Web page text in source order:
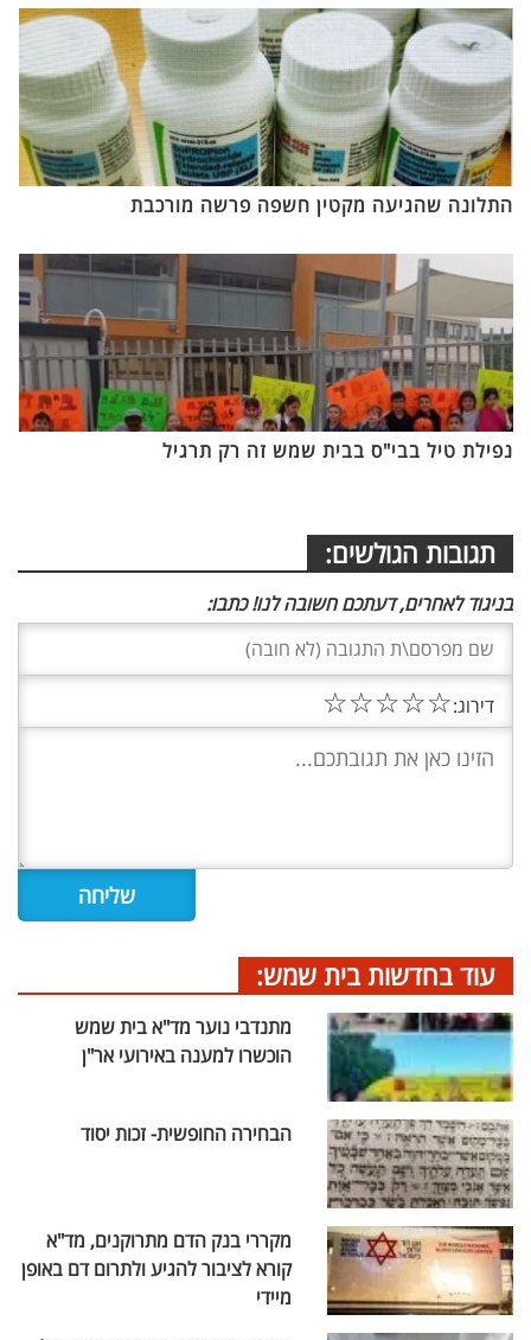
התלונה שהגיעה מקטין חשפה פרשה מורכבת
נפילת טיל בבי"ס בבית שמש זה רק תרגיל
תגובות הגולשים:
בניגוד לאחרים, דעתכם חשובה לנו! כתבו:
דירוג:☆
☆
☆
☆
☆
עוד בחדשות בית שמש:
מתנדבי נוער מד"א בית שמש
הוכשרו למענה באירועי אר"ן
הבחירה החופשית- זכות יסוד
מקררי בנק הדם מתרוקנים, מד"א
קורא לציבור להגיע ולתרום דם באופן
מיידי